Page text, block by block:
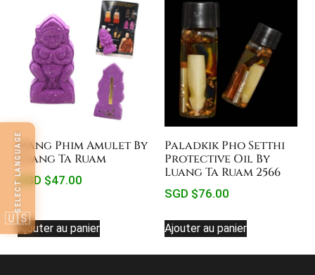
Nang Phim Amulet By
Luang Ta Ruam
SGD $47.00
Ajouter au panier
Paladkik Pho Setthi
Protective Oil By
Luang Ta Ruam 2566
SGD $76.00
Ajouter au panier
SELECT LANGUAGE
🇺🇸